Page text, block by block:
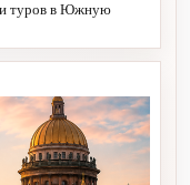
и туров в Южную